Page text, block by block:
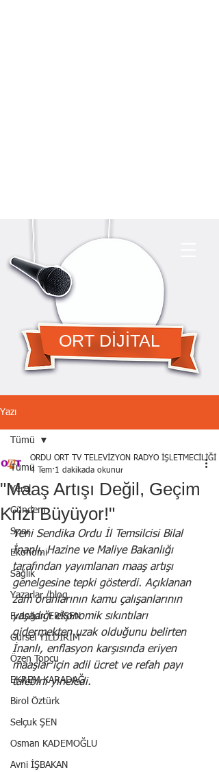
ORT DİJİTAL
Yazı
Tümü
Yerel
Gündem
Spor
Ekonomi
Sağlık
Yazarlar /blog
Erdoğan ERİŞEN
Gürsel YILDIRIM
Özen Topçu
EKREM KARADAĞ
Birol Öztürk
Selçuk ŞEN
Osman KADEMOĞLU
Avni İŞBAKAN
Tümü
"Maaş Artışı Değil, Geçim
Krizi Büyüyor!"
ORDU ORT TV TELEVİZYON RADYO İŞLETMECİLİĞİ
4 Tem 1 dakikada okunur
Yeni Sendika Ordu İl Temsilcisi Bilal
İnanlı, Hazine ve Maliye Bakanlığı
tarafından yayımlanan maaş artışı
genelgesine tepki gösterdi. Açıklanan
zam oranlarının kamu çalışanlarının
yaşadığı ekonomik sıkıntıları
gidermekten uzak olduğunu belirten
İnanlı, enflasyon karşısında eriyen
maaşlar için adil ücret ve refah payı
talebini yineledi.